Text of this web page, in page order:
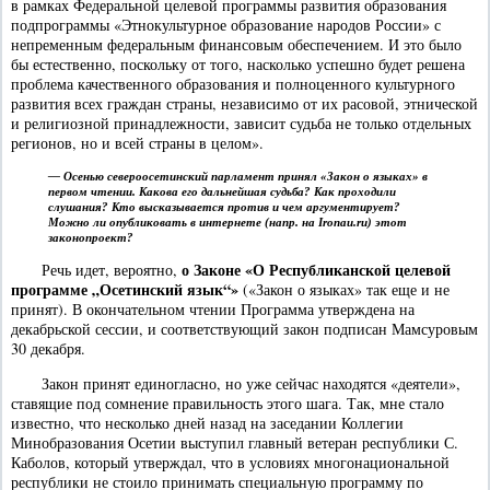
в рамках Федеральной целевой программы развития образования
подпрограммы «Этнокультурное образование народов России» с
непременным федеральным финансовым обеспечением. И это было
бы естественно, поскольку от того, насколько успешно будет решена
проблема качественного образования и полноценного культурного
развития всех граждан страны, независимо от их расовой, этнической
и религиозной принадлежности, зависит судьба не только отдельных
регионов, но и всей страны в целом».
— Осенью североосетинский парламент принял «Закон о языках» в
первом чтении. Какова его дальнейшая судьба? Как проходили
слушания? Кто высказывается против и чем аргументирует?
Можно ли опубликовать в интернете (напр. на Ironau.ru) этот
законопроект?
Речь идет, вероятно, о Законе «О Республиканской целевой
программе „Осетинский язык“» («Закон о языках» так еще и не
принят). В окончательном чтении Программа утверждена на
декабрьской сессии, и соответствующий закон подписан Мамсуровым
30 декабря.
Закон принят единогласно, но уже сейчас находятся «деятели»,
ставящие под сомнение правильность этого шага. Так, мне стало
известно, что несколько дней назад на заседании Коллегии
Минобразования Осетии выступил главный ветеран республики С.
Каболов, который утверждал, что в условиях многонациональной
республики не стоило принимать специальную программу по